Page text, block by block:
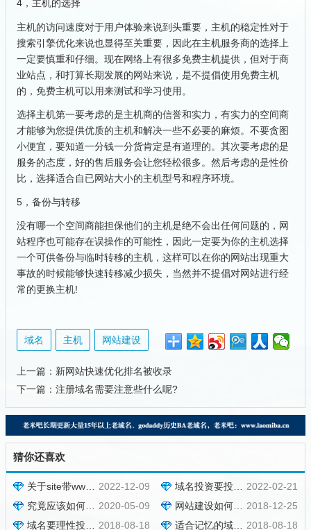
4，主机的选择
主机的访问速度对于用户体验来说到头重要，主机的稳定性对于
搜索引擎优化来说也显得至关重要，因此在主机服务商的选择上
一定要慎重和仔细。现在网络上有很多免费主机提供，但对于商
业站点，和打算长期发展的网站来说，是不提倡使用免费主机
的，免费主机可以用来测试和学习使用。
选择主机第一要考虑的是主机商的信誉和实力，有实力的空间商
才能够为您提供优质的主机和解决一些不必要的麻烦。不要贪图
小便宜，要知道一分钱一分货肯定是有道理的。其次要考虑的是
服务的态度，好的售后服务会让您轻松很多。然后考虑的是性价
比，选择适合自已网站大小的主机型号和程序环境。
5，备份与转移
没有哪一个空间商能担保他们的主机是绝不会出任何问题的，网
站程序也可能存在误操作的可能性，因此一定要为你的主机选择
一个可供备份与临时转移的主机，这样可以在你的网站出现重大
事故的时候能够快速转移减少损失，当然并不提倡对网站进行经
常的更换主机!
域名 主机 网站建设
上一篇： 新网站快速优化排名被收录
下一篇： 注册域名需要注意些什么呢?
猜你还喜欢
2022-12-09
关于site带www和不带www域名都被收录的问题 2022-02-21
域名投资要投资有价值的域名才行，不是什么域名都值钱的
2020-05-09
究竟应该如何选择好的域名呢？ 2018-12-25
网站建设如何选择一个合适的域名？
2018-08-18
域名要理性投资，价值投资，拒绝学费米 2018-08-18
适合记忆的域名一个尽量使用常见的后缀